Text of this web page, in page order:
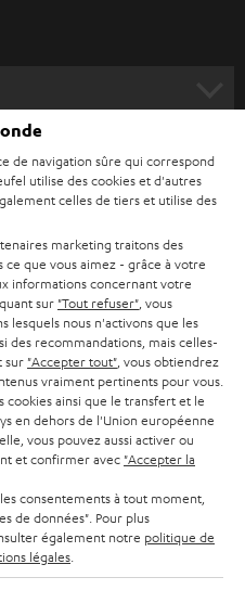
de navigation sûre qui correspond
utilise des cookies et d'autres
celles de tiers et utilise des
marketing traitons des
que vous aimez - grâce à votre
informations concernant votre
sur "Tout refuser" , vous
lesquels nous n'activons que les
des recommandations, mais celles-
sur "Accepter tout" , vous obtiendrez
vraiment pertinents pour vous.
cookies ainsi que le transfert et le
en dehors de l'Union européenne
vous pouvez aussi activer ou
et confirmer avec "Accepter la
consentements à tout moment,
de données". Pour plus
également notre politique de
légales